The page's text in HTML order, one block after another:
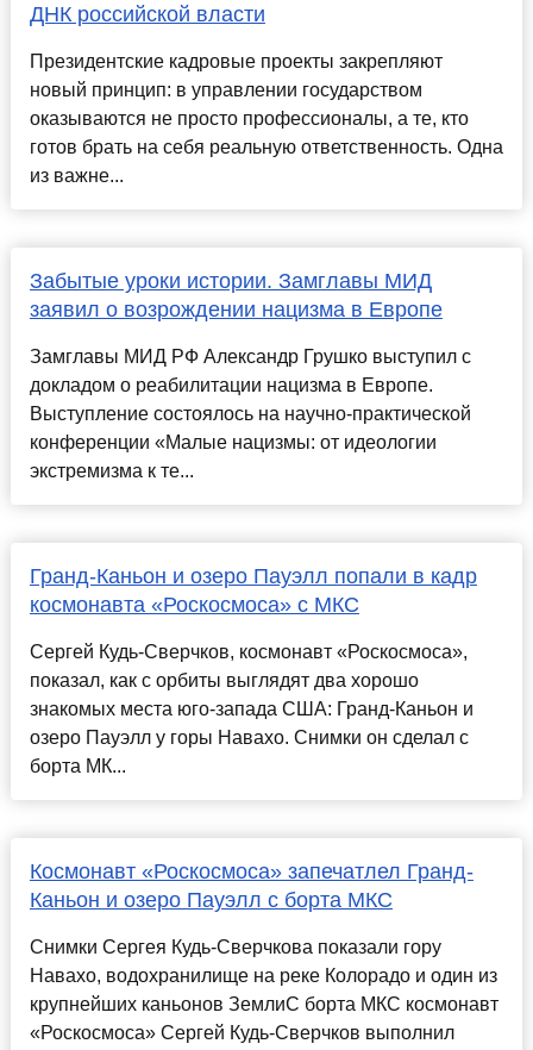
ДНК российской власти
Президентские кадровые проекты закрепляют
новый принцип: в управлении государством
оказываются не просто профессионалы, а те, кто
готов брать на себя реальную ответственность. Одна
из важне...
Забытые уроки истории. Замглавы МИД
заявил о возрождении нацизма в Европе
Замглавы МИД РФ Александр Грушко выступил с
докладом о реабилитации нацизма в Европе.
Выступление состоялось на научно-практической
конференции «Малые нацизмы: от идеологии
экстремизма к те...
Гранд-Каньон и озеро Пауэлл попали в кадр
космонавта «Роскосмоса» с МКС
Сергей Кудь-Сверчков, космонавт «Роскосмоса»,
показал, как с орбиты выглядят два хорошо
знакомых места юго-запада США: Гранд-Каньон и
озеро Пауэлл у горы Навахо. Снимки он сделал с
борта МК...
Космонавт «Роскосмоса» запечатлел Гранд-
Каньон и озеро Пауэлл с борта МКС
Снимки Сергея Кудь-Сверчкова показали гору
Навахо, водохранилище на реке Колорадо и один из
крупнейших каньонов ЗемлиС борта МКС космонавт
«Роскосмоса» Сергей Кудь-Сверчков выполнил